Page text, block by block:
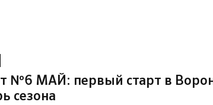
№6 МАЙ: первый старт в
сезона